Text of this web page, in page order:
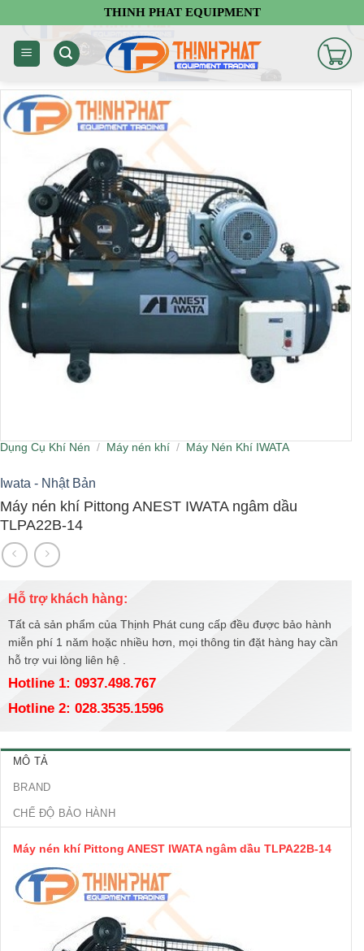
đến
dung
THINH PHAT EQUIPMENT
Dụng Cụ Khí Nén / Máy nén khí / Máy Nén Khí IWATA
Iwata - Nhật Bản
Máy nén khí Pittong ANEST IWATA ngâm dầu
TLPA22B-14
Hỗ trợ khách hàng:
Tất cả sản phẩm của Thịnh Phát cung cấp đều được bảo hành
miễn phí 1 năm hoặc nhiều hơn, mọi thông tin đặt hàng hay cần
hỗ trợ vui lòng liên hệ .
Hotline 1: 0937.498.767
Hotline 2: 028.3535.1596
MÔ TẢ
BRAND
CHẾ ĐỘ BẢO HÀNH
Máy nén khí Pittong ANEST IWATA ngâm dầu TLPA22B-14